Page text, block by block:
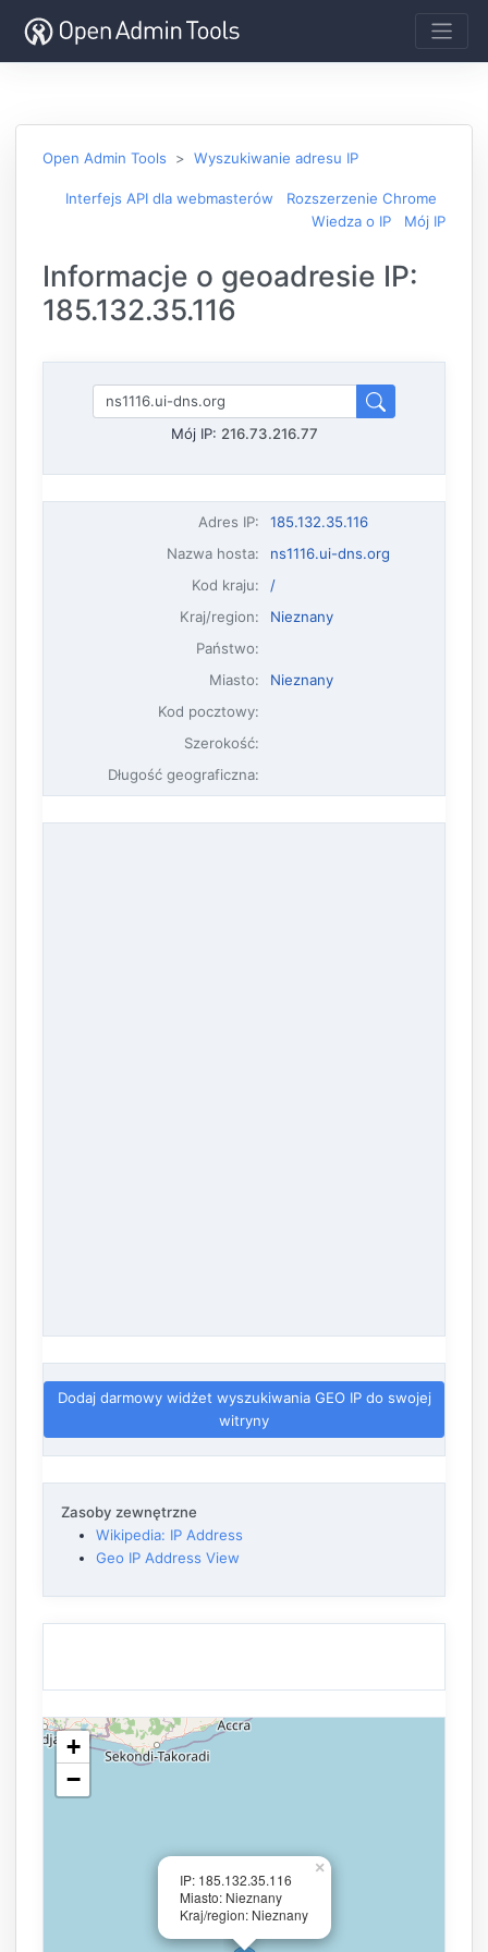
Open Admin Tools Wyszukiwanie adresu IP
Interfejs API dla webmasterów
Rozszerzenie Chrome
Wiedza o IP
Mój IP
Informacje o geoadresie IP:
185.132.35.116
Mój IP: 216.73.216.77
Adres IP:
185.132.35.116
Nazwa hosta:
ns1116.ui-dns.org
Kod kraju:
/
Kraj/region:
Nieznany
Państwo:
Miasto:
Nieznany
Kod pocztowy:
Szerokość:
Długość geograficzna:
Dodaj darmowy widżet wyszukiwania GEO IP do swojej
witryny
Zasoby zewnętrzne
Wikipedia: IP Address
Geo IP Address View
IP: 185.132.35.116
Miasto: Nieznany
Kraj/region: Nieznany
×
+
−